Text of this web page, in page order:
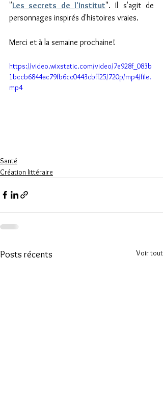
"Les secrets de l'Institut". Il s'agit de
personnages inspirés d'histoires vraies.
Merci et à la semaine prochaine!
https://video.wixstatic.com/video/7e928f_083b
1bccb6844ac79fb6cc0443cbff25/720p/mp4/file.
mp4
Santé
Création littéraire
Posts récents Voir tout